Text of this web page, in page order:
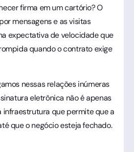
firma em um cartório? O
mensagens e as visitas
expectativa de velocidade que
quando o contrato exige
nessas relações inúmeras
eletrônica não é apenas
infraestrutura que permite que a
que o negócio esteja fechado.